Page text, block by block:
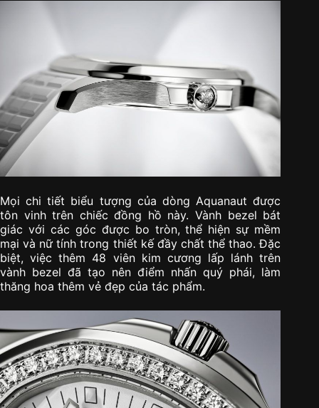
Mọi chi tiết biểu tượng của dòng Aquanaut được
tôn vinh trên chiếc đồng hồ này. Vành bezel bát
giác với các góc được bo tròn, thể hiện sự mềm
mại và nữ tính trong thiết kế đầy chất thể thao. Đặc
biệt, việc thêm 48 viên kim cương lấp lánh trên
vành bezel đã tạo nên điểm nhấn quý phái, làm
thăng hoa thêm vẻ đẹp của tác phẩm.